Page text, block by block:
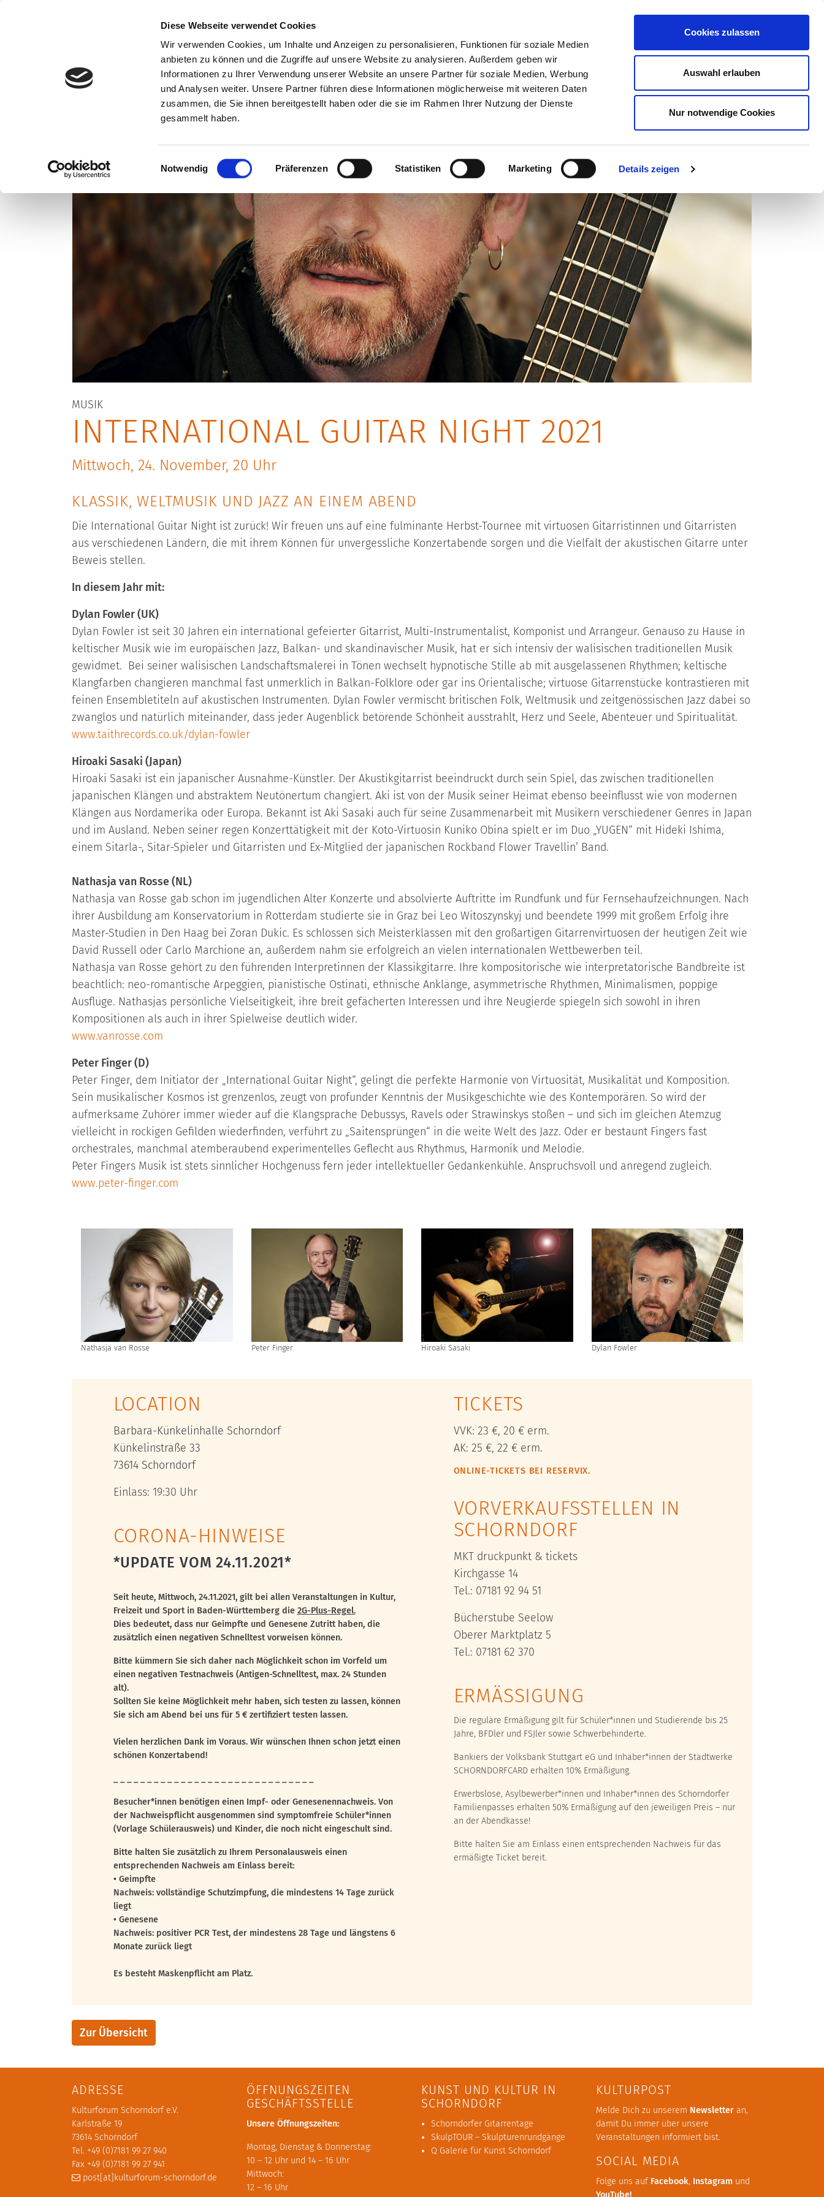
Diese Webseite verwendet Cookies
Wir verwenden Cookies, um Inhalte und Anzeigen zu personalisieren, Funktionen für soziale Medien
anbieten zu können und die Zugriffe auf unsere Website zu analysieren. Außerdem geben wir
Informationen zu Ihrer Verwendung unserer Website an unsere Partner für soziale Medien, Werbung
und Analysen weiter. Unsere Partner führen diese Informationen möglicherweise mit weiteren Daten
zusammen, die Sie ihnen bereitgestellt haben oder die sie im Rahmen Ihrer Nutzung der Dienste
gesammelt haben.
Einwilligungsauswahl
Notwendig Präferenzen Statistiken Marketing Details zeigen
Cookies zulassen
Auswahl erlauben
Nur notwendige Cookies
VERANSTALTUNGEN SKULPTUREN WERKSTATT ÜBER UNS
MUSIK
INTERNATIONAL GUITAR NIGHT 2021
Mittwoch, 24. November, 20 Uhr
KLASSIK, WELTMUSIK UND JAZZ AN EINEM ABEND
Die International Guitar Night ist zurück! Wir freuen uns auf eine fulminante Herbst-Tournee mit virtuosen Gitarristinnen und Gitarristen
aus verschiedenen Ländern, die mit ihrem Können für unvergessliche Konzertabende sorgen und die Vielfalt der akustischen Gitarre unter
Beweis stellen.
In diesem Jahr mit:
Dylan Fowler (UK)
Dylan Fowler ist seit 30 Jahren ein international gefeierter Gitarrist, Multi-Instrumentalist, Komponist und Arrangeur. Genauso zu Hause in
keltischer Musik wie im europäischen Jazz, Balkan- und skandinavischer Musik, hat er sich intensiv der walisischen traditionellen Musik
gewidmet. Bei seiner walisischen Landschaftsmalerei in Tönen wechselt hypnotische Stille ab mit ausgelassenen Rhythmen; keltische
Klangfarben changieren manchmal fast unmerklich in Balkan-Folklore oder gar ins Orientalische; virtuose Gitarrenstücke kontrastieren mit
feinen Ensembletiteln auf akustischen Instrumenten. Dylan Fowler vermischt britischen Folk, Weltmusik und zeitgenössischen Jazz dabei so
zwanglos und natürlich miteinander, dass jeder Augenblick betörende Schönheit ausstrahlt, Herz und Seele, Abenteuer und Spiritualität.
www.taithrecords.co.uk/dylan-fowler
Hiroaki Sasaki (Japan)
Hiroaki Sasaki ist ein japanischer Ausnahme-Künstler. Der Akustikgitarrist beeindruckt durch sein Spiel, das zwischen traditionellen
japanischen Klängen und abstraktem Neutönertum changiert. Aki ist von der Musik seiner Heimat ebenso beeinflusst wie von modernen
Klängen aus Nordamerika oder Europa. Bekannt ist Aki Sasaki auch für seine Zusammenarbeit mit Musikern verschiedener Genres in Japan
und im Ausland. Neben seiner regen Konzerttätigkeit mit der Koto-Virtuosin Kuniko Obina spielt er im Duo „YUGEN“ mit Hideki Ishima,
einem Sitarla-, Sitar-Spieler und Gitarristen und Ex-Mitglied der japanischen Rockband Flower Travellinʼ Band.
Nathasja van Rosse (NL)
Nathasja van Rosse gab schon im jugendlichen Alter Konzerte und absolvierte Auftritte im Rundfunk und für Fernsehaufzeichnungen. Nach
ihrer Ausbildung am Konservatorium in Rotterdam studierte sie in Graz bei Leo Witoszynskyj und beendete 1999 mit großem Erfolg ihre
Master-Studien in Den Haag bei Zoran Dukic. Es schlossen sich Meisterklassen mit den großartigen Gitarrenvirtuosen der heutigen Zeit wie
David Russell oder Carlo Marchione an, außerdem nahm sie erfolgreich an vielen internationalen Wettbewerben teil.
Nathasja van Rosse gehört zu den führenden Interpretinnen der Klassikgitarre. Ihre kompositorische wie interpretatorische Bandbreite ist
beachtlich: neo-romantische Arpeggien, pianistische Ostinati, ethnische Anklänge, asymmetrische Rhythmen, Minimalismen, poppige
Ausflüge. Nathasjas persönliche Vielseitigkeit, ihre breit gefächerten Interessen und ihre Neugierde spiegeln sich sowohl in ihren
Kompositionen als auch in ihrer Spielweise deutlich wider.
www.vanrosse.com
Peter Finger (D)
Peter Finger, dem Initiator der „International Guitar Night“, gelingt die perfekte Harmonie von Virtuosität, Musikalität und Komposition.
Sein musikalischer Kosmos ist grenzenlos, zeugt von profunder Kenntnis der Musikgeschichte wie des Kontemporären. So wird der
aufmerksame Zuhörer immer wieder auf die Klangsprache Debussys, Ravels oder Strawinskys stoßen – und sich im gleichen Atemzug
vielleicht in rockigen Gefilden wiederfinden, verführt zu „Saitensprüngen“ in die weite Welt des Jazz. Oder er bestaunt Fingers fast
orchestrales, manchmal atemberaubend experimentelles Geflecht aus Rhythmus, Harmonik und Melodie.
Peter Fingers Musik ist stets sinnlicher Hochgenuss fern jeder intellektueller Gedankenkühle. Anspruchsvoll und anregend zugleich.
www.peter-finger.com
Nathasja van Rosse Peter Finger Hiroaki Sasaki Dylan Fowler
LOCATION
Barbara-Künkelinhalle Schorndorf
Künkelinstraße 33
73614 Schorndorf
Einlass: 19:30 Uhr
CORONA-HINWEISE
*UPDATE VOM 24.11.2021*
Seit heute, Mittwoch, 24.11.2021, gilt bei allen Veranstaltungen in Kultur,
Freizeit und Sport in Baden-Württemberg die 2G-Plus-Regel.
Dies bedeutet, dass nur Geimpfte und Genesene Zutritt haben, die
zusätzlich einen negativen Schnelltest vorweisen können.
Bitte kümmern Sie sich daher nach Möglichkeit schon im Vorfeld um
einen negativen Testnachweis (Antigen-Schnelltest, max. 24 Stunden
alt).
Sollten Sie keine Möglichkeit mehr haben, sich testen zu lassen, können
Sie sich am Abend bei uns für 5 € zertifiziert testen lassen.
Vielen herzlichen Dank im Voraus. Wir wünschen Ihnen schon jetzt einen
schönen Konzertabend!
_ _ _ _ _ _ _ _ _ _ _ _ _ _ _ _ _ _ _ _ _ _ _ _ _ _ _ _ _ _
Besucher*innen benötigen einen Impf- oder Genesenennachweis. Von
der Nachweispflicht ausgenommen sind symptomfreie Schüler*innen
(Vorlage Schülerausweis) und Kinder, die noch nicht eingeschult sind.
Bitte halten Sie zusätzlich zu Ihrem Personalausweis einen
entsprechenden Nachweis am Einlass bereit:
• Geimpfte
Nachweis: vollständige Schutzimpfung, die mindestens 14 Tage zurück
liegt
• Genesene
Nachweis: positiver PCR Test, der mindestens 28 Tage und längstens 6
Monate zurück liegt
Es besteht Maskenpflicht am Platz.
TICKETS
VVK: 23 €, 20 € erm.
AK: 25 €, 22 € erm.
ONLINE-TICKETS BEI RESERVIX.
VORVERKAUFSSTELLEN IN
SCHORNDORF
MKT druckpunkt & tickets
Kirchgasse 14
Tel.: 07181 92 94 51
Bücherstube Seelow
Oberer Marktplatz 5
Tel.: 07181 62 370
ERMÄSSIGUNG
Die reguläre Ermäßigung gilt für Schüler*innen und Studierende bis 25
Jahre, BFDler und FSJler sowie Schwerbehinderte.
Bankiers der Volksbank Stuttgart eG und Inhaber*innen der Stadtwerke
SCHORNDORFCARD erhalten 10% Ermäßigung.
Erwerbslose, Asylbewerber*innen und Inhaber*innen des Schorndorfer
Familienpasses erhalten 50% Ermäßigung auf den jeweiligen Preis – nur
an der Abendkasse!
Bitte halten Sie am Einlass einen entsprechenden Nachweis für das
ermäßigte Ticket bereit.
Zur Übersicht
ADRESSE
Kulturforum Schorndorf e.V.
Karlstraße 19
73614 Schorndorf
Tel. +49 (0)7181 99 27 940
Fax +49 (0)7181 99 27 941
post[at]kulturforum-schorndorf.de
ÖFFNUNGSZEITEN
GESCHÄFTSSTELLE
Unsere Öffnungszeiten:
Montag, Dienstag & Donnerstag:
10 – 12 Uhr und 14 – 16 Uhr
Mittwoch:
12 – 16 Uhr
KUNST UND KULTUR IN
SCHORNDORF
Schorndorfer Gitarrentage
SkulpTOUR – Skulpturenrundgänge
Q Galerie für Kunst Schorndorf
KULTURPOST
Melde Dich zu unserem Newsletter an,
damit Du immer über unsere
Veranstaltungen informiert bist.
SOCIAL MEDIA
Folge uns auf Facebook, Instagram und